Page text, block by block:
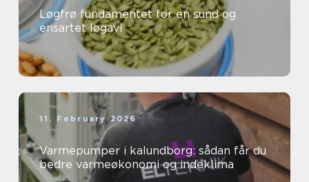
Løgfrø fundamentet for en sund og
ensartet løgavl
11. February 2026
Varmepumper i kalundborg: sådan får du
bedre varmeøkonomi og indeklima